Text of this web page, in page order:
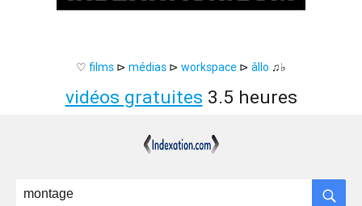
♡ films ⊳ médias ⊳ workspace ⊳ âllo ♫♭
vidéos gratuites 3.5 heures